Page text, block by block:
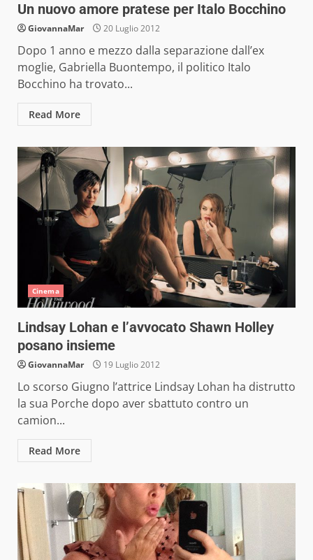
Un nuovo amore pratese per Italo Bocchino
GiovannaMar 20 Luglio 2012
Dopo 1 anno e mezzo dalla separazione dall’ex
moglie, Gabriella Buontempo, il politico Italo
Bocchino ha trovato...
Read More
Cinema
Lindsay Lohan e l’avvocato Shawn Holley
posano insieme
GiovannaMar 19 Luglio 2012
Lo scorso Giugno l’attrice Lindsay Lohan ha distrutto
la sua Porche dopo aver sbattuto contro un
camion...
Read More